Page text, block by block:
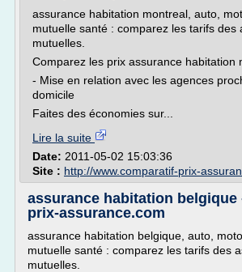
assurance habitation montreal, auto,
mutuelle santé : comparez les tarifs des
mutuelles.
Comparez les prix assurance habitation
- Mise en relation avec les agences
domicile
Faites des économies sur...
Lire la suite
Date: 2011-05-02 15:03:36
Site : http://www.comparatif-prix-
assurance habitation belgique
prix-assurance.com
assurance habitation belgique, auto,
mutuelle santé : comparez les tarifs des
mutuelles.